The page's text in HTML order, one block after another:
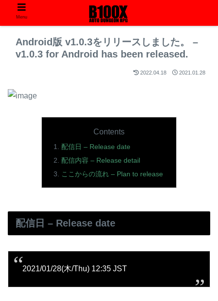
Android版 v1.0.3をリリースしました。 –
v1.0.3 for Android has been released.
2022.04.18 2021.01.28
Contents
配信日 – Release date
配信内容 – Release detail
ここからの流れ – Plan to release
配信日 – Release date
2021/01/28(木/Thu) 12:35 JST
Menu